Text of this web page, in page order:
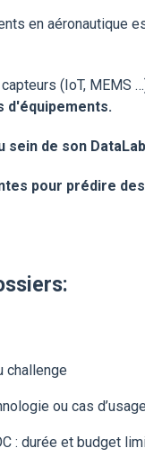
en aéronautique
(IoT,
d'équipements.
de son
pour prédire
:
challenge
ou cas
: durée et budget